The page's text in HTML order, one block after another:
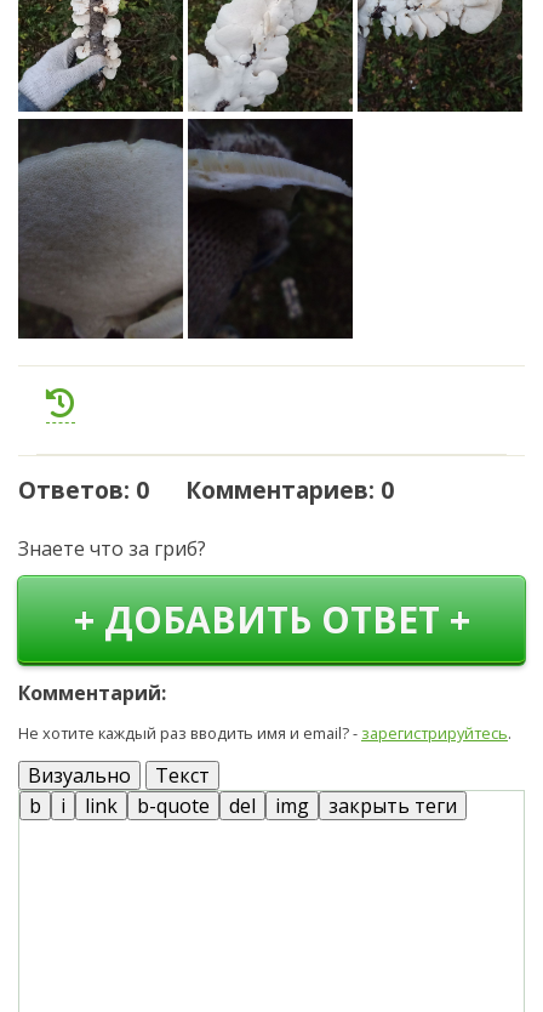
Ответов: 0 Комментариев: 0
Знаете что за гриб?
+ ДОБАВИТЬ ОТВЕТ +
Комментарий:
Не хотите каждый раз вводить имя и email? - зарегистрируйтесь.
Визуально Текст